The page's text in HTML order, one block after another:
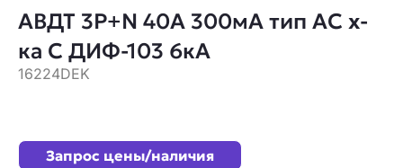
АВДТ 3Р+N 40А 300мА тип AC х-
ка С ДИФ-103 6кА
16224DEK
Запрос цены/наличия